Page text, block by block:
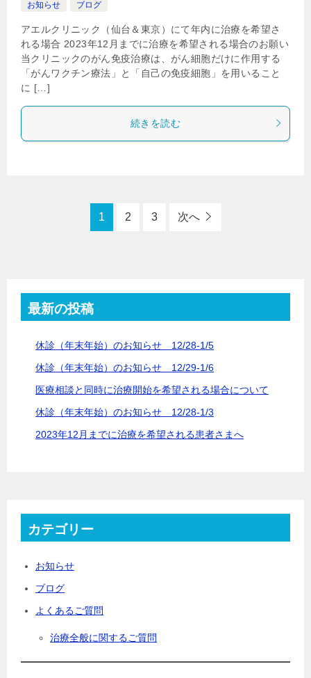
お知らせ ブログ
アエルクリニック（仙台＆東京）にて年内に治療を希望さ
れる場合 2023年12月までに治療を希望される場合のお願い
当クリニックのがん免疫治療は、がん細胞だけに作用する
「がんワクチン療法」と「自己の免疫細胞」を用いること
に […]
続きを読む
1 2 3 次へ
最新の投稿
休診（年末年始）のお知らせ 12/28-1/5
休診（年末年始）のお知らせ 12/29-1/6
医療相談と同時に治療開始を希望される場合について
休診（年末年始）のお知らせ 12/28-1/3
2023年12月までに治療を希望される患者さまへ
カテゴリー
お知らせ
ブログ
よくあるご質問
治療全般に関するご質問